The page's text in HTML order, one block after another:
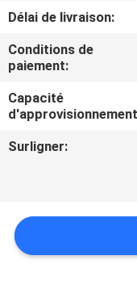
CONTRÔLE
DE
QUALITÉ
NOUS
UNE
CITATION
Délai de livraison:
Conditions de
paiement:
Capacité
Surligner: